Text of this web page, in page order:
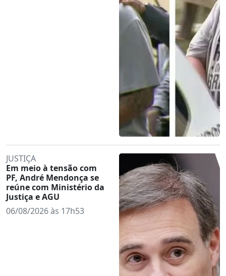
JUSTIÇA
Em meio à tensão com
PF, André Mendonça se
reúne com Ministério da
Justiça e AGU
06/08/2026 às 17h53